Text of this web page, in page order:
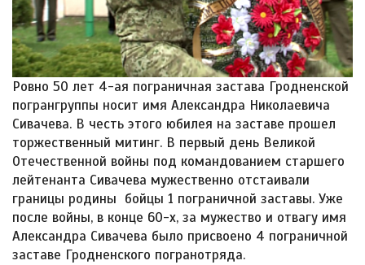
Ровно 50 лет 4-ая пограничная застава Гродненской
погрангруппы носит имя Александра Николаевича
Сивачева. В честь этого юбилея на заставе прошел
торжественный митинг. В первый день Великой
Отечественной войны под командованием старшего
лейтенанта Сивачева мужественно отстаивали
границы родины бойцы 1 пограничной заставы. Уже
после войны, в конце 60-х, за мужество и отвагу имя
Александра Сивачева было присвоено 4 пограничной
заставе Гродненского погранотряда.